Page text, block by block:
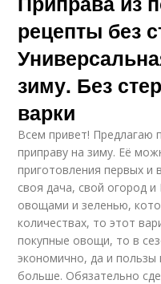
рецепты без
зиму. Без
варки
Всем привет! Предлагаю
приправу на зиму. Её
приготовления первых и
своя дача, свой огород
овощами и зеленью,
количествах, то этот
покупные овощи, то в
экономично, да и
больше. Обязательно